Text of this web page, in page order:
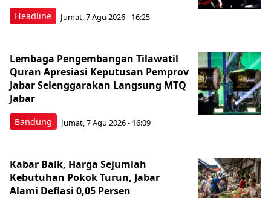
Headline Jumat, 7 Agu 2026 - 16:25
Bandung
Lembaga Pengembangan Tilawatil
Quran Apresiasi Keputusan Pemprov
Jabar Selenggarakan Langsung MTQ
Jabar
Jumat, 7 Agu 2026 - 16:09
Kabar Baik, Harga Sejumlah
Kebutuhan Pokok Turun, Jabar
Alami Deflasi 0,05 Persen